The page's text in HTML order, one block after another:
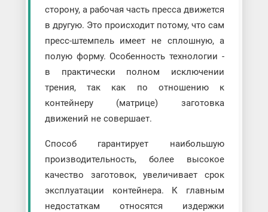
сторону, а рабочая часть пресса движется
в другую. Это происходит потому, что сам
пресс-штемпель имеет не сплошную, а
полую форму. Особенность технологии -
в практически полном исключении
трения, так как по отношению к
контейнеру (матрице) заготовка
движений не совершает.
Способ гарантирует наибольшую
производительность, более высокое
качество заготовок, увеличивает срок
эксплуатации контейнера. К главным
недостаткам относятся издержки